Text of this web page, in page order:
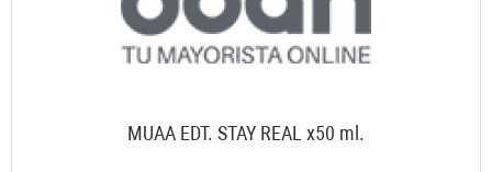
MUAA EDT. STAY REAL x50 ml.